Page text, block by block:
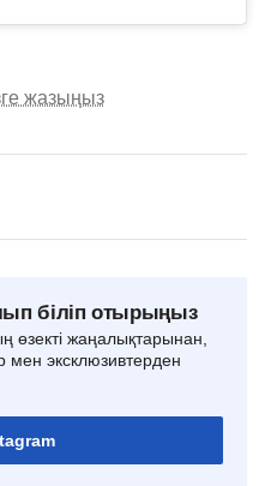
жазыңыз
біліп отырыңыз
өзекті жаңалықтарынан,
мен эксклюзивтерден